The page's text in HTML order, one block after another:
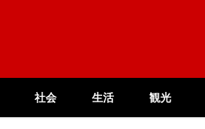
社会 生活 観光